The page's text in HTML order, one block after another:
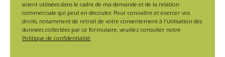
soient utilisées dans le cadre de ma demande et de la relation
commerciale qui peut en découler. Pour connaître et exercer vos
droits, notamment de retrait de votre consentement à l'utilisation des
données collectées par ce formulaire, veuillez consulter notre
Politique de confidentialité.